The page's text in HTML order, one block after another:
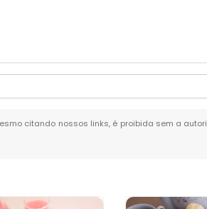
citando nossos links, é proibida sem a